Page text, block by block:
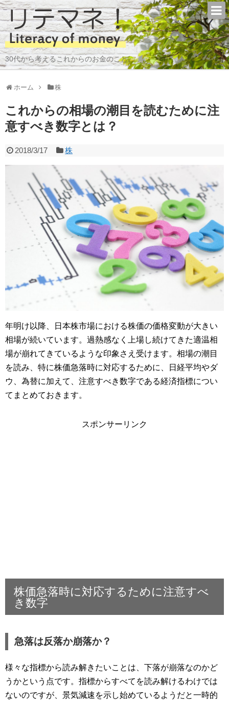
30代から考えるこれからのお金のこと。
ホーム 株
これからの相場の潮目を読むために注
意すべき数字とは？
2018/3/17 株
年明け以降、日本株市場における株価の価格変動が大きい
相場が続いています。過熱感なく上場し続けてきた適温相
場が崩れてきているような印象さえ受けます。相場の潮目
を読み、特に株価急落時に対応するために、日経平均やダ
ウ、為替に加えて、注意すべき数字である経済指標につい
てまとめておきます。
スポンサーリンク
株価急落時に対応するために注意すべ
き数字
急落は反落か崩落か？
様々な指標から読み解きたいことは、下落が崩落なのかど
うかという点です。指標からすべてを読み解けるわけでは
ないのですが、景気減速を示し始めているようだと一時的